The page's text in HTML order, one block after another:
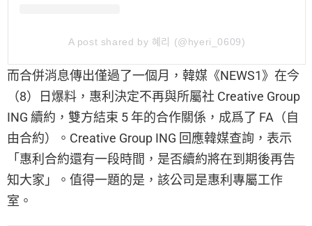
A post shared by 혜리 (@hyeri_0609)
而合併消息傳出僅過了一個月，韓媒《NEWS1》在今
（8）日爆料，惠利決定不再與所屬社 Creative Group
ING 續約，雙方結束 5 年的合作關係，成爲了 FA（自
由合約）。Creative Group ING 回應韓媒查詢，表示
「惠利合約還有一段時間，是否續約將在到期後再告
知大家」。值得一題的是，該公司是惠利專屬工作
室。